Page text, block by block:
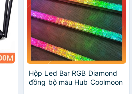
Hộp Led Bar RGB Diamond
đồng bộ màu Hub Coolmoon